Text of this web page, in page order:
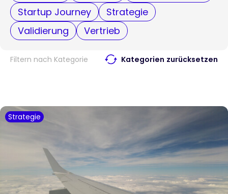
Startup Journey
Strategie
Validierung
Vertrieb
Filtern nach Kategorie Kategorien zurücksetzen
Strategie